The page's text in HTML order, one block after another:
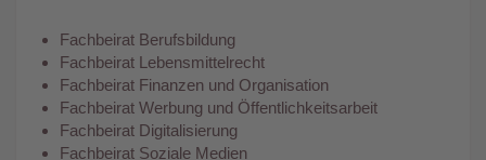
Fachbeirat Berufsbildung
Fachbeirat Lebensmittelrecht
Fachbeirat Finanzen und Organisation
Fachbeirat Werbung und Öffentlichkeitsarbeit
Fachbeirat Digitalisierung
Fachbeirat Soziale Medien